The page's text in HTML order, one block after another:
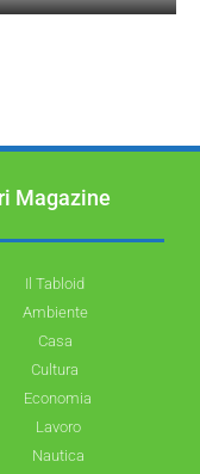
Magazine
Il Tabloid
Ambiente
Casa
Cultura
Economia
Lavoro
Nautica